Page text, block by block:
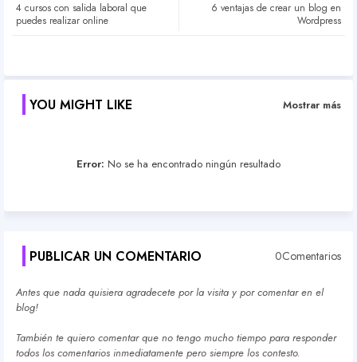
6 ventajas de crear un blog en
Wordpress
4 cursos con salida laboral que
puedes realizar online
YOU MIGHT LIKE Mostrar más
Error: No se ha encontrado ningún resultado
PUBLICAR UN COMENTARIO 0Comentarios
Antes que nada quisiera agradecete por la visita y por comentar en el
blog!
También te quiero comentar que no tengo mucho tiempo para responder
todos los comentarios inmediatamente pero siempre los contesto.